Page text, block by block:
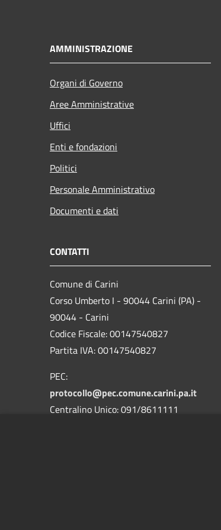
AMMINISTRAZIONE
Organi di Governo
Aree Amministrative
Uffici
Enti e fondazioni
Politici
Personale Amministrativo
Documenti e dati
CONTATTI
Comune di Carini
Corso Umberto I - 90044 Carini (PA) -
90044 - Carini
Codice Fiscale: 00147540827
Partita IVA: 00147540827
PEC:
protocollo@pec.comune.carini.pa.it
Centralino Unico: 091/8611111